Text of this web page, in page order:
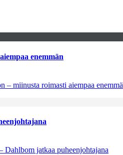
enemmän
miinusta roimasti aiempaa
Dahlbom jatkaa puheenjohtajana